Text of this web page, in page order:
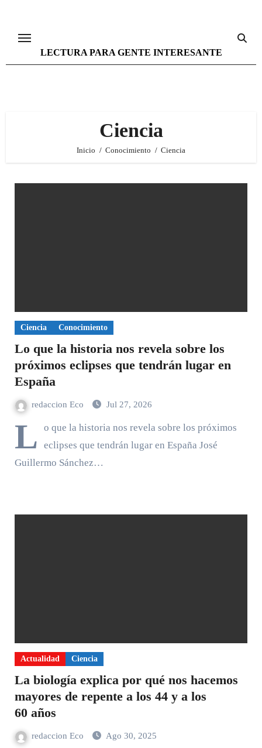
contenido
LECTURA PARA GENTE INTERESANTE
Ciencia
Inicio Conocimiento Ciencia
Ciencia Conocimiento
Lo que la historia nos revela sobre los
próximos eclipses que tendrán lugar en
España
redaccion Eco Jul 27, 2026
L
o que la historia nos revela sobre los próximos
eclipses que tendrán lugar en España José
Guillermo Sánchez…
Actualidad Ciencia
La biología explica por qué nos hacemos
mayores de repente a los 44 y a los
60 años
redaccion Eco Ago 30, 2025